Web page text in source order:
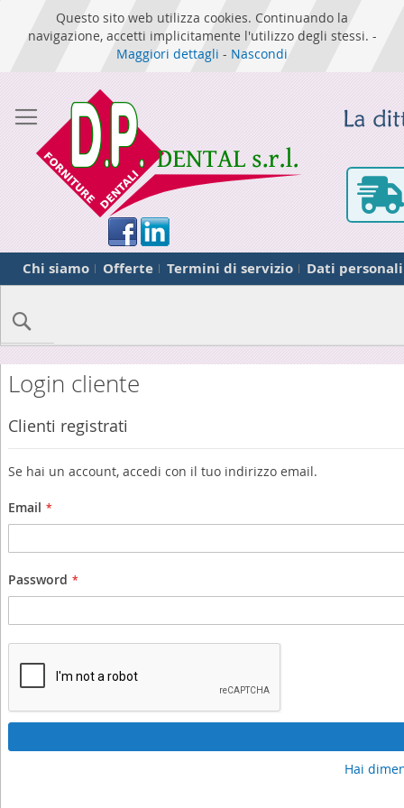
Questo sito web utilizza cookies. Continuando la
navigazione, accetti implicitamente l'utilizzo degli stessi. -
Maggiori dettagli - Nascondi
Chi siamo Offerte Termini di servizio Dati personali
Login cliente
Clienti registrati
Se hai un account, accedi con il tuo indirizzo email.
Email
Password
Hai